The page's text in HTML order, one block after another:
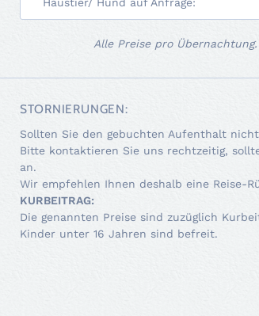
Alle Preise pro Übernachtung.
STORNIERUNGEN:
Sollten Sie den gebuchten Aufenthalt
Bitte kontaktieren Sie uns rechtzeitig,
an.
Wir empfehlen Ihnen deshalb eine Reise-
KURBEITRAG:
Die genannten Preise sind zuzüglich
Kinder unter 16 Jahren sind befreit.